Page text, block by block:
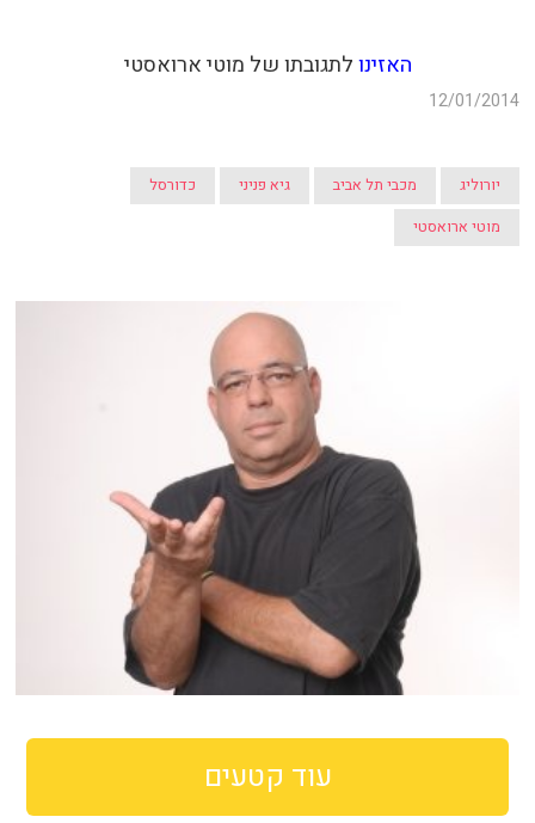
האזינולתגובתו של מוטי ארואסטי
12/01/2014
יורוליג מכבי תל אביב גיא פניני
כדורסל
מוטי ארואסטי
עוד קטעים